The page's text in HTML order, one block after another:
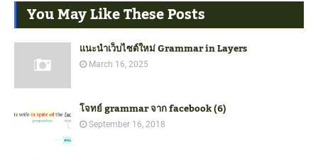
You May Like These Posts
แนะนำเว็บไซต์ใหม่ Grammar in Layers
March 16, 2025
โจทย์ grammar จาก facebook (6)
September 16, 2018